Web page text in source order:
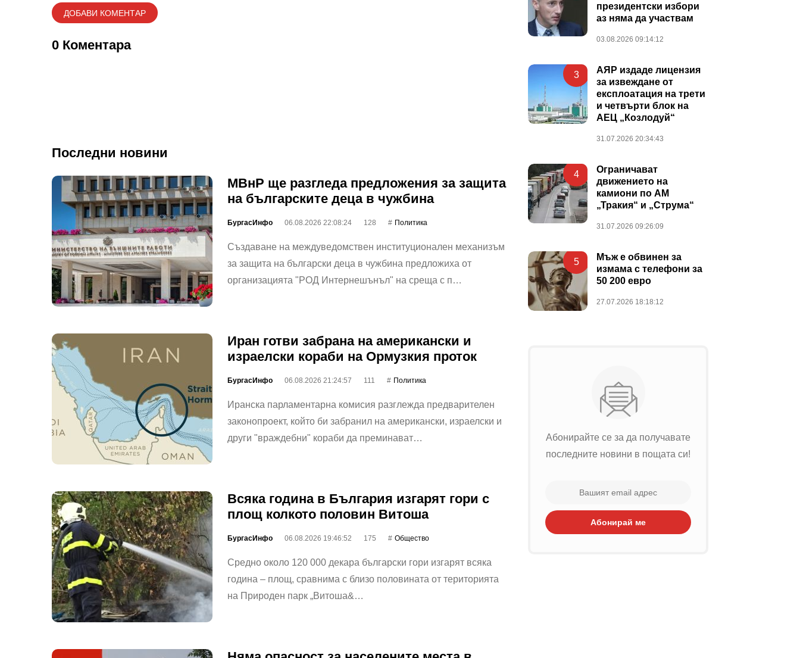
0 Коментара
Последни новини
МВнР ще разгледа предложения за защита
на българските деца в чужбина
БургасИнфо 06.08.2026 22:08:24 128 Политика
Създаване на междуведомствен институционален механизъм
за защита на български деца в чужбина предложиха от
организацията "РОД Интернешънъл" на среща с п…
Иран готви забрана на американски и
израелски кораби на Ормузкия проток
БургасИнфо 06.08.2026 21:24:57 111 Политика
Иранска парламентарна комисия разглежда предварителен
законопроект, който би забранил на американски, израелски и
други "враждебни" кораби да преминават…
Всяка година в България изгарят гори с
площ колкото половин Витоша
БургасИнфо 06.08.2026 19:46:52 175 Общество
Средно около 120 000 декара български гори изгарят всяка
година – площ, сравнима с близо половината от територията
на Природен парк „Витоша&…
президентски избори
аз няма да участвам
03.08.2026 09:14:12
3
АЯР издаде лицензия
за извеждане от
експлоатация на трети
и четвърти блок на
АЕЦ „Козлодуй“
31.07.2026 20:34:43
4
Ограничават
движението на
камиони по АМ
„Тракия“ и „Струма“
31.07.2026 09:26:09
5
Мъж е обвинен за
измама с телефони за
50 200 евро
27.07.2026 18:18:12
Абонирайте се за да получавате
последните новини в пощата си!
Абонирай ме